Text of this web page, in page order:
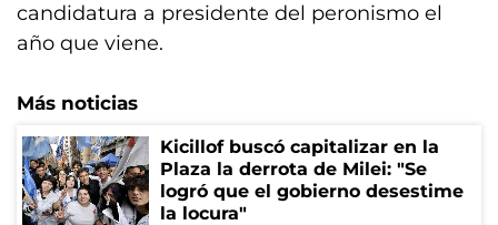
candidatura a presidente del peronismo el
año que viene.
Más noticias
Kicillof buscó capitalizar en la
Plaza la derrota de Milei: "Se
logró que el gobierno desestime
la locura"